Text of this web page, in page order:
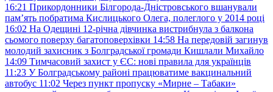
16:21 Прикордонники Білгорода-Дністровського вшанували
пам’ять побратима Кислицького Олега, полеглого у 2014 році
16:02 На Одещині 12-річна дівчинка вистрибнула з балкона
сьомого поверху багатоповерхівки 14:58 На передовій загинув
молодий захисник з Болградської громади Кишлали Михайло
14:09 Тимчасовий захист у ЄС: нові правила для українців
11:23 У Болградському районі працюватиме вакцинальний
автобус 11:02 Через пункт пропуску «Мирне – Табаки»